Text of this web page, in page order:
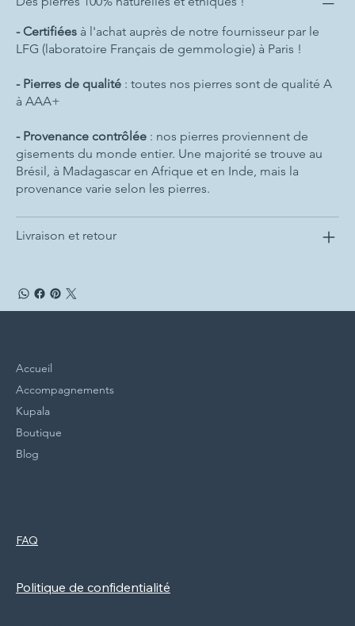
- Certifiées à l'achat auprès de notre fournisseur par le
LFG (laboratoire Français de gemmologie) à Paris !
- Pierres de qualité : toutes nos pierres sont de qualité A
à AAA+
- Provenance contrôlée : nos pierres proviennent de
gisements du monde entier. Une majorité se trouve au
Brésil, à Madagascar en Afrique et en Inde, mais la
provenance varie selon les pierres.
Livraison et retour
Accueil
Accompagnements
Kupala
Boutique
Blog
FAQ
Politique de confidentialité